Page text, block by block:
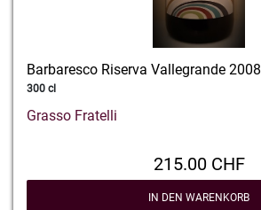
Barbaresco Riserva Vallegrande 2008
300 cl
Grasso Fratelli
215.00 CHF
IN DEN WARENKORB